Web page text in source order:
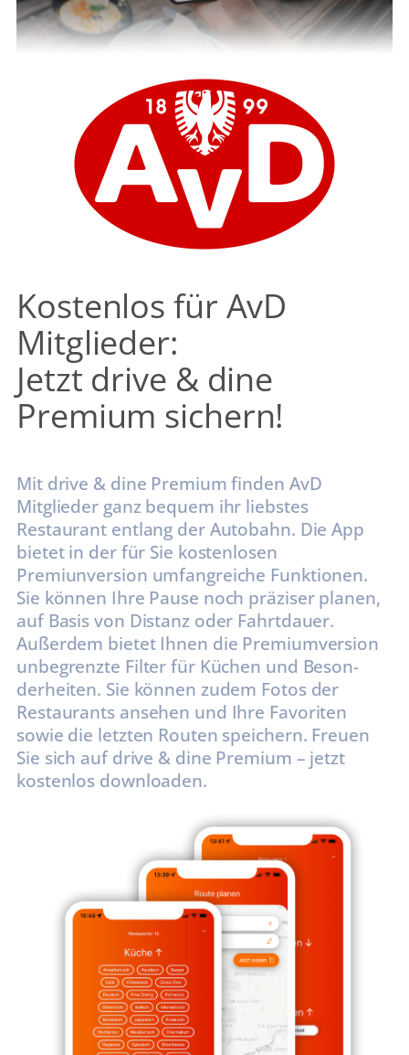
Kostenlos für AvD
Mitglieder:
Jetzt drive & dine
Premium sichern!
Mit drive & dine Premium finden AvD
Mitglieder ganz bequem ihr liebstes
Restaurant entlang der Autobahn. Die App
bietet in der für Sie kostenlosen
Premiunversion umfangreiche Funktionen.
Sie können Ihre Pause noch präziser planen,
auf Basis von Distanz oder Fahrtdauer.
Außerdem bietet Ihnen die Premiumversion
unbegrenzte Filter für Küchen und Beson-
derheiten. Sie können zudem Fotos der
Restaurants ansehen und Ihre Favoriten
sowie die letzten Routen speichern. Freuen
Sie sich auf drive & dine Premium – jetzt
kostenlos downloaden.